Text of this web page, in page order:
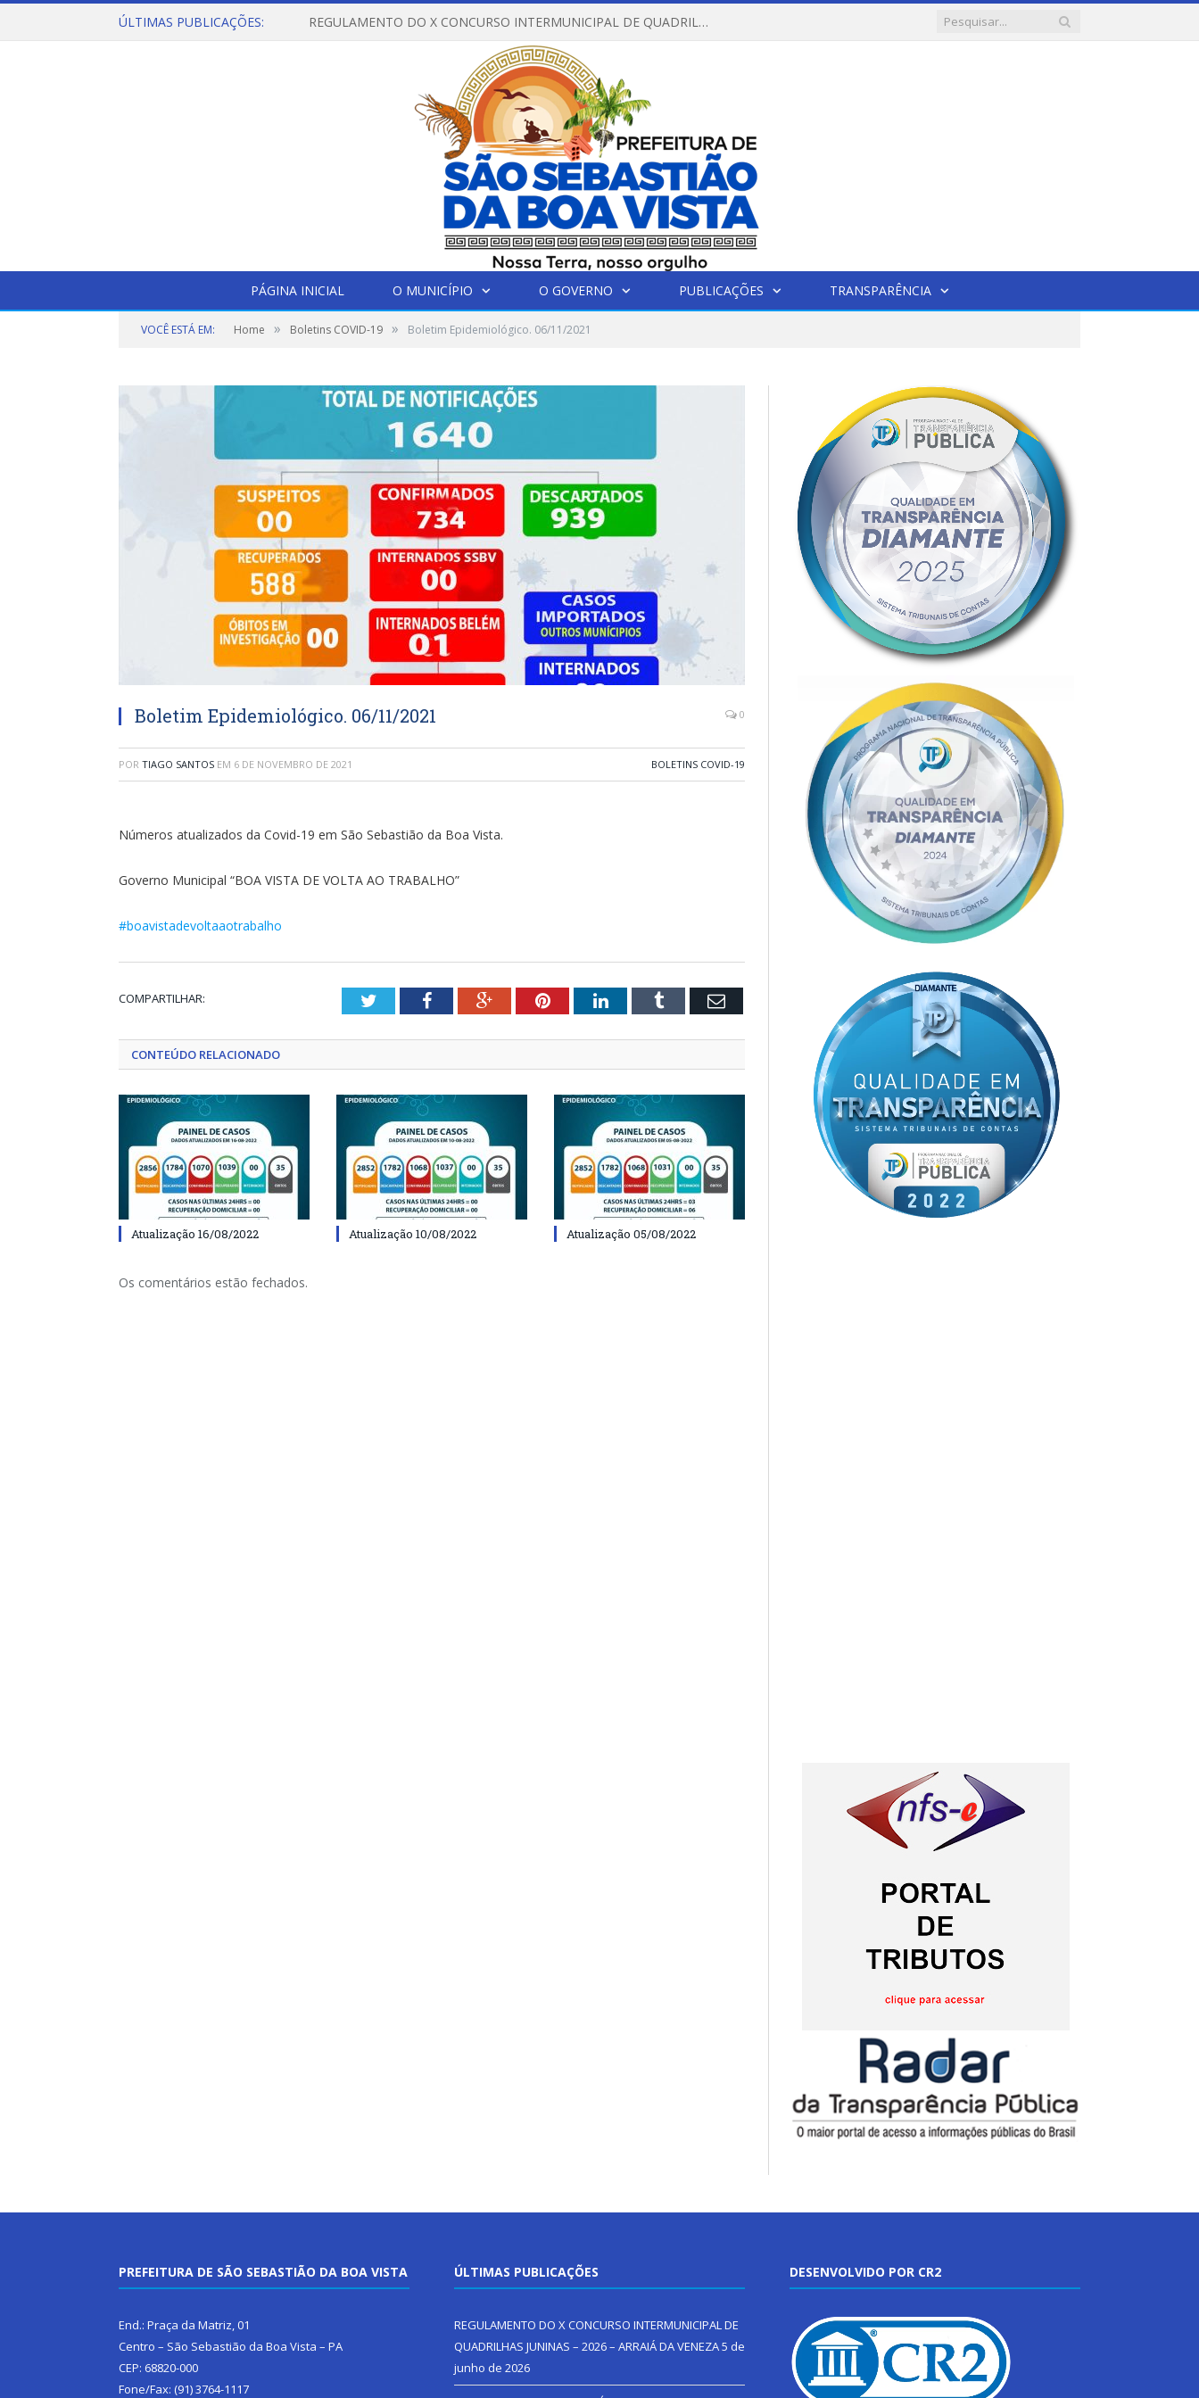
ÚLTIMAS PUBLICAÇÕES: REGULAMENTO DO X CONCURSO INTERMUNICIPAL DE QUADRILHAS JUNINAS – 2026 – ARRAIÁ DA VENEZA
PÁGINA INICIAL O MUNICÍPIO O GOVERNO PUBLICAÇÕES TRANSPARÊNCIA
VOCÊ ESTÁ EM: Home » Boletins COVID-19 » Boletim Epidemiológico. 06/11/2021
Boletim Epidemiológico. 06/11/2021 0
POR TIAGO SANTOS EM 6 DE NOVEMBRO DE 2021 BOLETINS COVID-19
Números atualizados da Covid-19 em São Sebastião da Boa Vista.
Governo Municipal “BOA VISTA DE VOLTA AO TRABALHO”
#boavistadevoltaaotrabalho
COMPARTILHAR: TwitterFacebookGoogle+PinterestLinkedInTumblr Email
CONTEÚDO RELACIONADO
Atualização 16/08/2022 Atualização 10/08/2022 Atualização 05/08/2022
Os comentários estão fechados.
PREFEITURA DE SÃO SEBASTIÃO DA BOA VISTA
End.: Praça da Matriz, 01
Centro – São Sebastião da Boa Vista – PA
CEP: 68820-000
Fone/Fax: (91) 3764-1117
ÚLTIMAS PUBLICAÇÕES
REGULAMENTO DO X CONCURSO INTERMUNICIPAL DE
QUADRILHAS JUNINAS – 2026 – ARRAIÁ DA VENEZA5 de
junho de 2026
DESENVOLVIDO POR CR2